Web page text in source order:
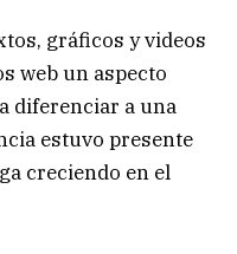
gráficos y videos
web un aspecto
diferenciar a una
estuvo presente
creciendo en el